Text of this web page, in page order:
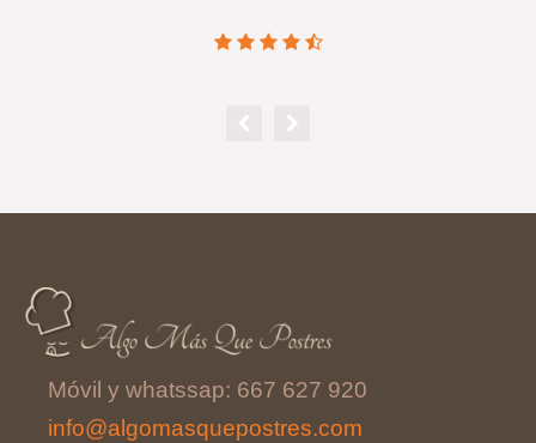
Móvil y whatssap: 667 627 920
info@algomasquepostres.com